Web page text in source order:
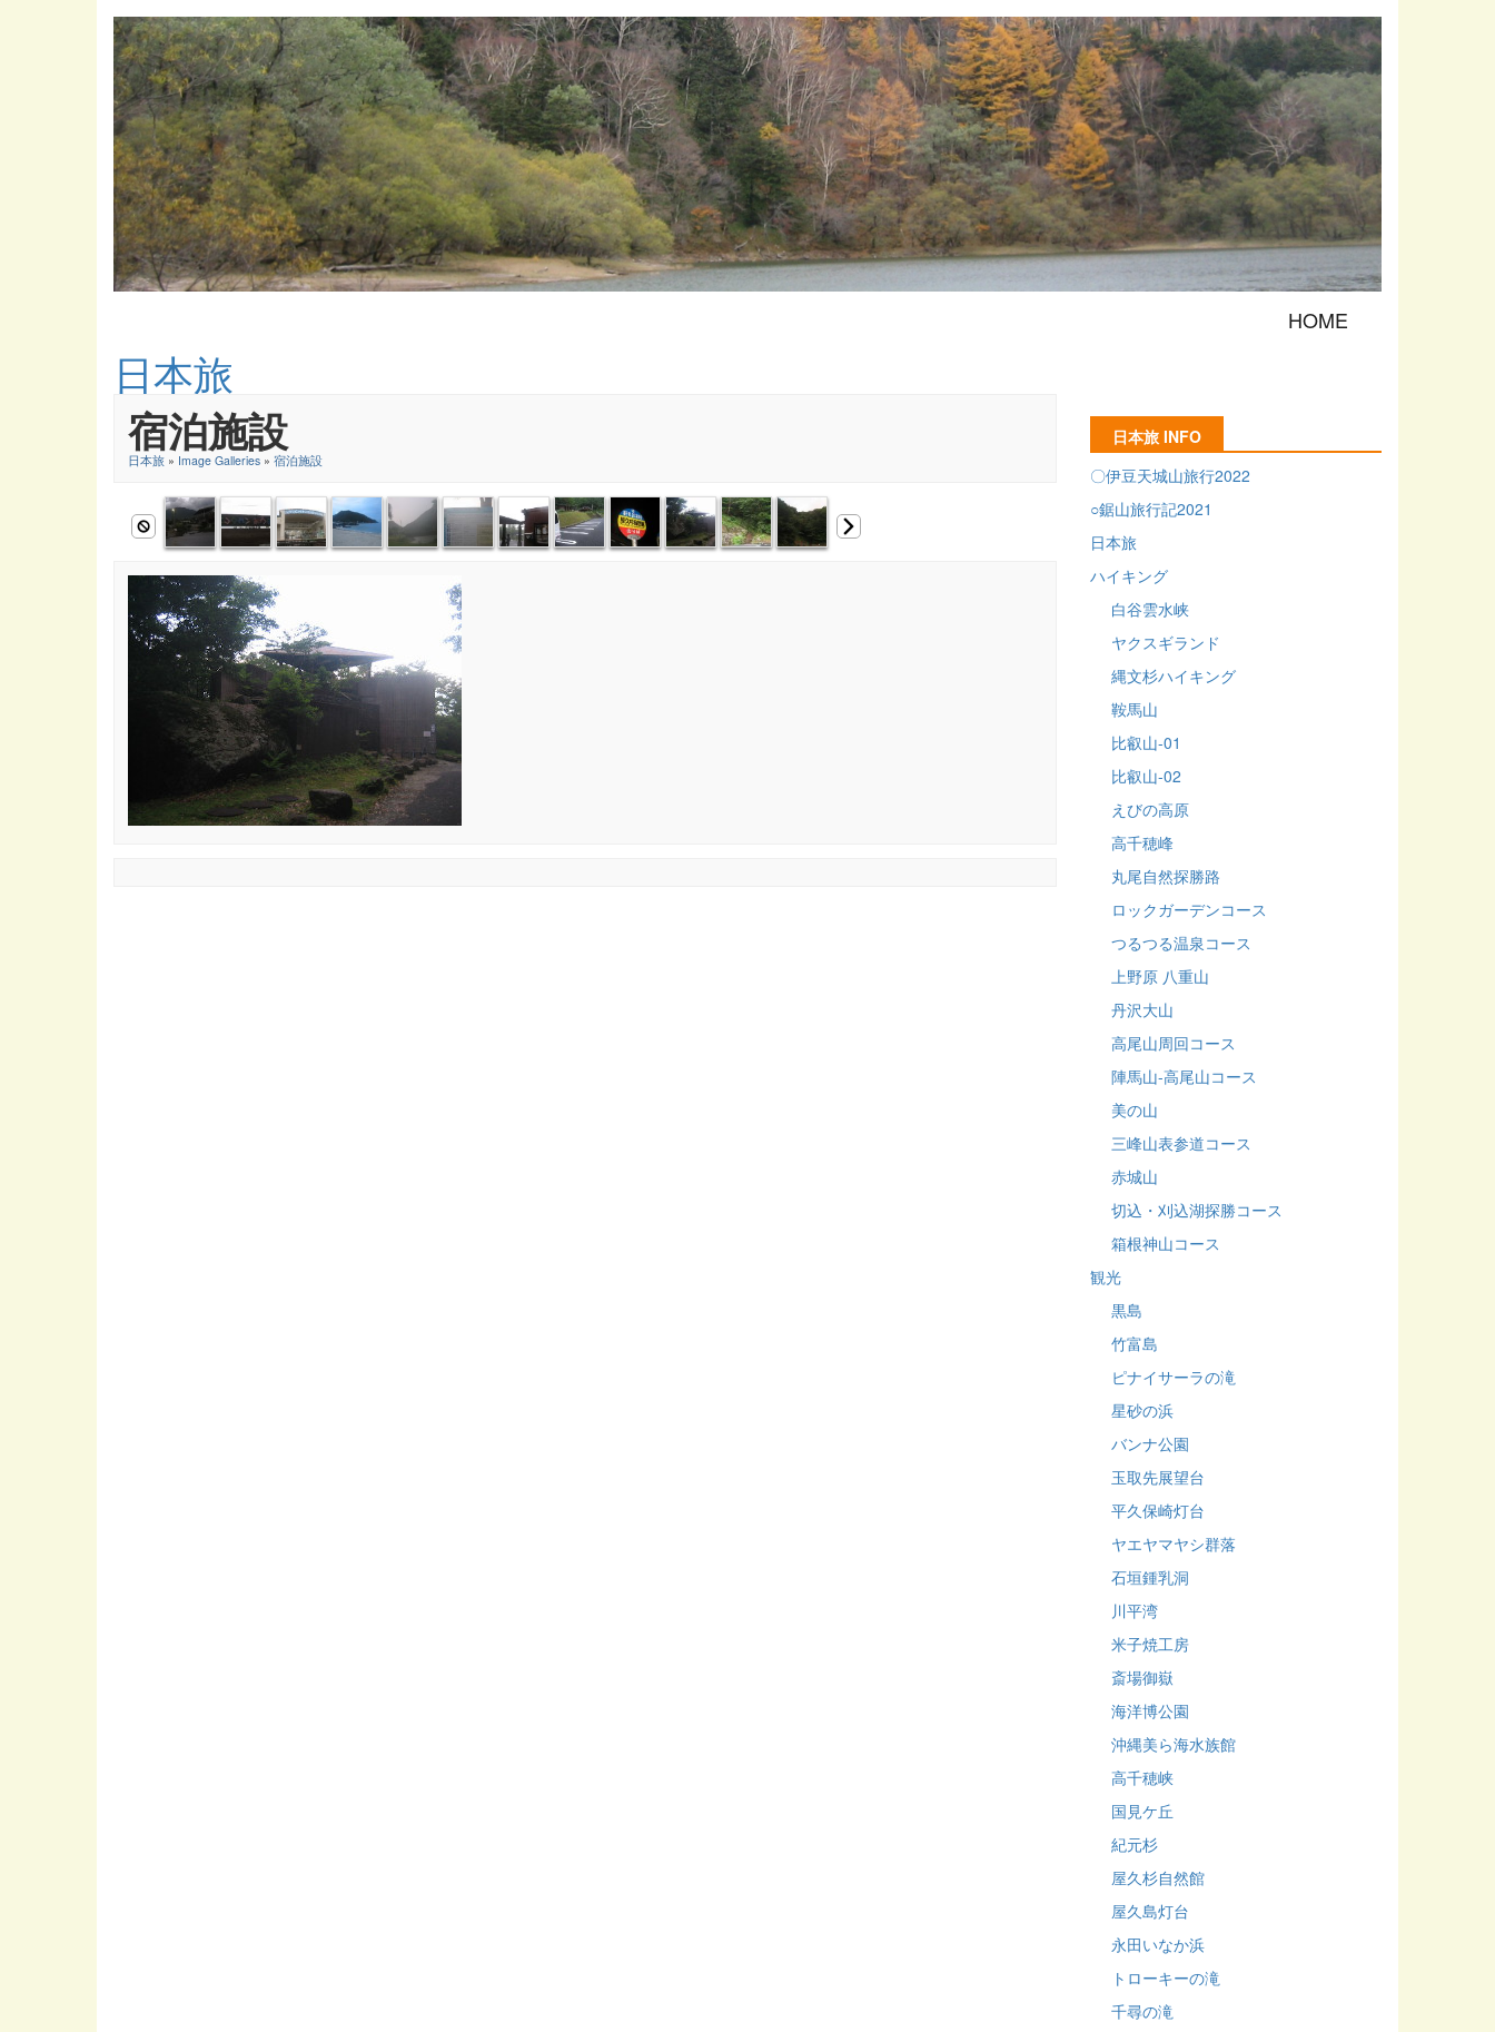
HOME
日本旅
宿泊施設
日本旅 » Image Galleries » 宿泊施設
日本旅 INFO
〇伊豆天城山旅行2022
○鋸山旅行記2021
日本旅
ハイキング
白谷雲水峡
ヤクスギランド
縄文杉ハイキング
鞍馬山
比叡山-01
比叡山-02
えびの高原
高千穂峰
丸尾自然探勝路
ロックガーデンコース
つるつる温泉コース
上野原 八重山
丹沢大山
高尾山周回コース
陣馬山-高尾山コース
美の山
三峰山表参道コース
赤城山
切込・刈込湖探勝コース
箱根神山コース
観光
黒島
竹富島
ピナイサーラの滝
星砂の浜
バンナ公園
玉取先展望台
平久保崎灯台
ヤエヤマヤシ群落
石垣鍾乳洞
川平湾
米子焼工房
斎場御嶽
海洋博公園
沖縄美ら海水族館
高千穂峡
国見ケ丘
紀元杉
屋久杉自然館
屋久島灯台
永田いなか浜
トローキーの滝
千尋の滝